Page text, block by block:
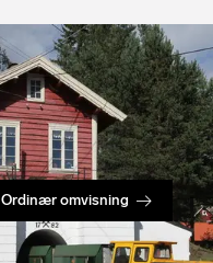
Ordinær omvisning